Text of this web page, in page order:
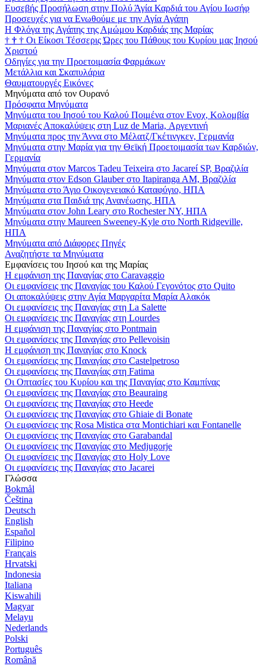
Ευσεβής Προσήλωση στην Πολύ Άγία Καρδιά του Αγίου Ιωσήφ
Προσευχές για να Ενωθούμε με την Αγία Αγάπη
Η Φλόγα της Αγάπης της Αμώμου Καρδιάς της Μαρίας
† † † Οι Είκοσι Τέσσερις Ώρες του Πάθους του Κυρίου μας Ιησού
Χριστού
Οδηγίες για την Προετοιμασία Φαρμάκων
Μετάλλια και Σκαπυλάρια
Θαυματουργές Εικόνες
Μηνύματα από τον Ουρανό
Πρόσφατα Μηνύματα
Μηνύματα του Ιησού του Καλού Ποιμένα στον Ενοχ, Κολομβία
Μαριανές Αποκαλύψεις στη Luz de Maria, Αργεντινή
Μηνύματα προς την Άννα στο Μέλατζ/Γκέτινγκεν, Γερμανία
Μηνύματα στην Μαρία για την Θεϊκή Προετοιμασία των Καρδιών,
Γερμανία
Μηνύματα στον Marcos Tadeu Teixeira στο Jacareí SP, Βραζιλία
Μηνύματα στον Edson Glauber στο Itapiranga AM, Βραζιλία
Μηνύματα στο Άγιο Οικογενειακό Καταφύγιο, ΗΠΑ
Μηνύματα στα Παιδιά της Ανανέωσης, ΗΠΑ
Μηνύματα στον John Leary στο Rochester NY, ΗΠΑ
Μηνύματα στην Maureen Sweeney-Kyle στο North Ridgeville,
ΗΠΑ
Μηνύματα από Διάφορες Πηγές
Αναζητήστε τα Μηνύματα
Εμφανίσεις του Ιησού και της Μαρίας
Η εμφάνιση της Παναγίας στο Caravaggio
Οι εμφανίσεις της Παναγίας του Καλού Γεγονότος στο Quito
Οι αποκαλύψεις στην Αγία Μαργαρίτα Μαρία Αλακόκ
Οι εμφανίσεις της Παναγίας στη La Salette
Οι εμφανίσεις της Παναγίας στη Lourdes
Η εμφάνιση της Παναγίας στο Pontmain
Οι εμφανίσεις της Παναγίας στο Pellevoisin
Η εμφάνιση της Παναγίας στο Knock
Οι εμφανίσεις της Παναγίας στο Castelpetroso
Οι εμφανίσεις της Παναγίας στη Fatima
Οι Οπτασίες του Κυρίου και της Παναγίας στο Καμπίνας
Οι εμφανίσεις της Παναγίας στο Beauraing
Οι εμφανίσεις της Παναγίας στο Heede
Οι εμφανίσεις της Παναγίας στο Ghiaie di Bonate
Οι εμφανίσεις της Rosa Mistica στα Montichiari και Fontanelle
Οι εμφανίσεις της Παναγίας στο Garabandal
Οι εμφανίσεις της Παναγίας στο Medjugorje
Οι εμφανίσεις της Παναγίας στο Holy Love
Οι εμφανίσεις της Παναγίας στο Jacarei
Γλώσσα
Bokmål
Čeština
Deutsch
English
Español
Filipino
Français
Hrvatski
Indonesia
Italiana
Kiswahili
Magyar
Melayu
Nederlands
Polski
Português
Română